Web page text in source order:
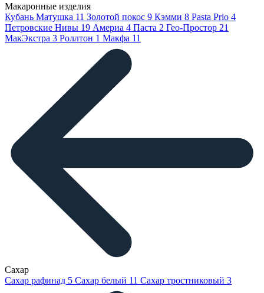
Макаронные изделия
Кубань Матушка 11 Золотой покос 9 Кэмми 8 Pasta Prio 4
Петровские Нивы 19 Америа 4 Паста 2 Гео-Простор 21
МакЭкстра 3 Роллтон 1 Макфа 11
Сахар
Сахар рафинад 5 Сахар белый 11 Сахар тростниковый 3